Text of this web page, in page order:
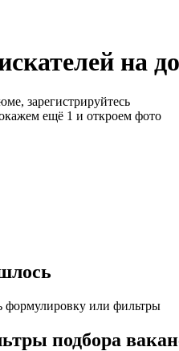
на
зарегистрируйтесь
ещё 1 и откроем фото
формулировку или фильтры
подбора